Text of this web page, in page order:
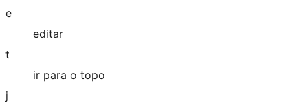
e
editar
t
ir para o topo
j